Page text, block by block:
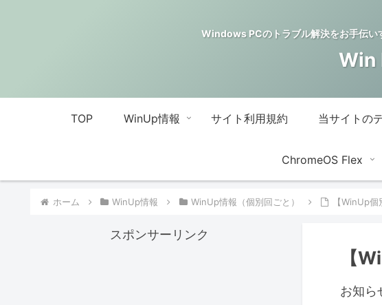
Windows PCのトラブル解決をお手伝
Win
TOP WinUp情報 サイト利用規約 当サイトの
ChromeOS Flex
ホーム WinUp情報 WinUp情報（個別回ごと） 【WinUp
【
お知ら
スポンサーリンク